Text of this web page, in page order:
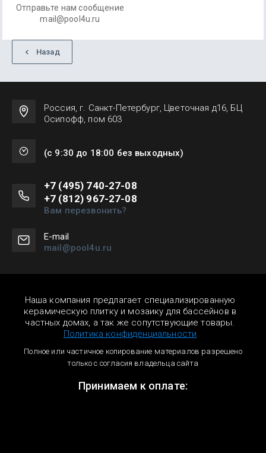
Отправьте нам сообщение
mail@pool4u.ru
Назад
Россия, г. Санкт-Петербург, Цветочная д16, БЦ
Осипофф, пом 603
(с 9:30 до 18:00 без выходных)
+7 (495) 740-27-08
+7 (812) 967-27-08
Вам перезвонить?
Е-mail
mail@pool4u.ru
Наша компания предлагает специализированную
керамическую плитку и мозаику для бассейнов в
частных домах, а так же сопутствующие товары.
Политика конфиденциальности
Полное или частичное копирование материалов разрешено
только с согласия владельца сайта
Принимаем к оплате: